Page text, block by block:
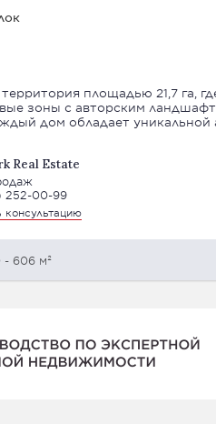
площадью 21,7 га,
зоны с авторским
дом обладает уникальной
Real Estate
252-00-99
консультацию
- 606 м²